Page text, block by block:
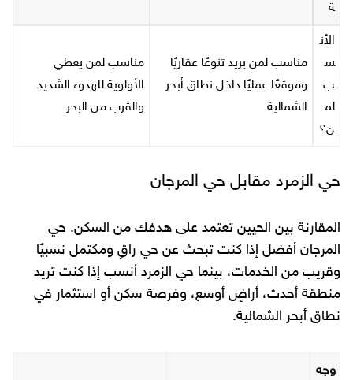
ة
الأن
س
ب
لم
ن؟
مناسب لمن يريد تنوعًا عقاريًا
وموقعًا عمليًا داخل نطاق أبحر
الشمالية.
مناسب لمن يعطي
الأولوية للهدوء الشديد
والقرب من البحر.
حي الزمرد مقابل حي المرجان
المقارنة بين الحيين تعتمد على هدفك من السكن. حي
المرجان أفضل إذا كنت تبحث عن حي راقٍ ومكتمل نسبيًا
وقريب من الخدمات، بينما حي الزمرد أنسب إذا كنت تريد
منطقة أحدث، أراضٍ أوسع، وفرصة سكن أو استثمار في
نطاق أبحر الشمالية.
وجه